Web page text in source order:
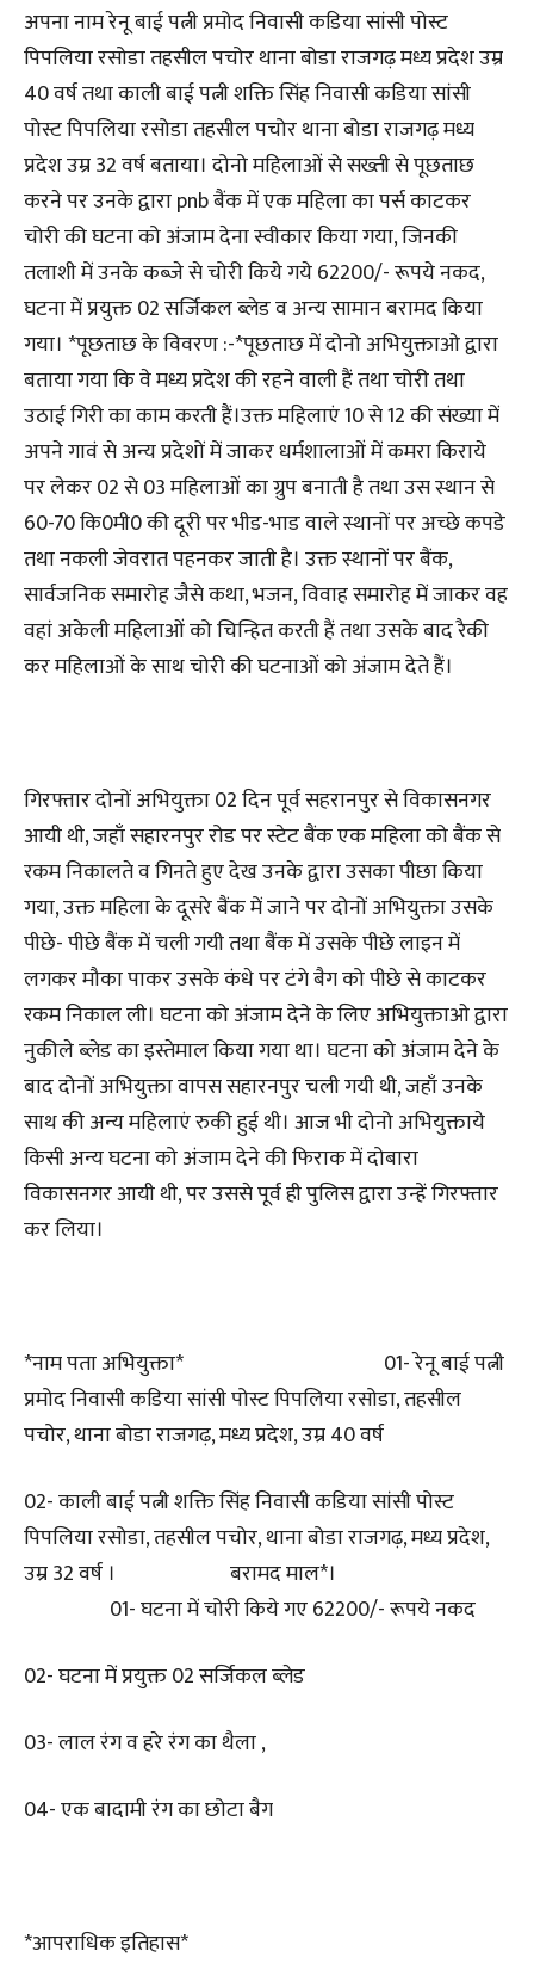
अपना नाम रेनू बाई पत्नी प्रमोद निवासी कडिया सांसी पोस्ट
पिपलिया रसोडा तहसील पचोर थाना बोडा राजगढ़ मध्य प्रदेश उम्र
40 वर्ष तथा काली बाई पत्नी शक्ति सिंह निवासी कडिया सांसी
पोस्ट पिपलिया रसोडा तहसील पचोर थाना बोडा राजगढ़ मध्य
प्रदेश उम्र 32 वर्ष बताया। दोनो महिलाओं से सख्ती से पूछताछ
करने पर उनके द्वारा pnb बैंक में एक महिला का पर्स काटकर
चोरी की घटना को अंजाम देना स्वीकार किया गया, जिनकी
तलाशी में उनके कब्जे से चोरी किये गये 62200/- रूपये नकद,
घटना में प्रयुक्त 02 सर्जिकल ब्लेड व अन्य सामान बरामद किया
गया। *पूछताछ के विवरण :-*पूछताछ में दोनो अभियुक्ताओ द्वारा
बताया गया कि वे मध्य प्रदेश की रहने वाली हैं तथा चोरी तथा
उठाई गिरी का काम करती हैं।उक्त महिलाएं 10 से 12 की संख्या में
अपने गावं से अन्य प्रदेशों में जाकर धर्मशालाओं में कमरा किराये
पर लेकर 02 से 03 महिलाओं का ग्रुप बनाती है तथा उस स्थान से
60-70 कि0मी0 की दूरी पर भीड-भाड वाले स्थानों पर अच्छे कपडे
तथा नकली जेवरात पहनकर जाती है। उक्त स्थानों पर बैंक,
सार्वजनिक समारोह जैसे कथा, भजन, विवाह समारोह में जाकर वह
वहां अकेली महिलाओं को चिन्हित करती हैं तथा उसके बाद रैकी
कर महिलाओं के साथ चोरी की घटनाओं को अंजाम देते हैं।
गिरफ्तार दोनों अभियुक्ता 02 दिन पूर्व सहरानपुर से विकासनगर
आयी थी, जहाँ सहारनपुर रोड पर स्टेट बैंक एक महिला को बैंक से
रकम निकालते व गिनते हुए देख उनके द्वारा उसका पीछा किया
गया, उक्त महिला के दूसरे बैंक में जाने पर दोनों अभियुक्ता उसके
पीछे- पीछे बैंक में चली गयी तथा बैंक में उसके पीछे लाइन में
लगकर मौका पाकर उसके कंधे पर टंगे बैग को पीछे से काटकर
रकम निकाल ली। घटना को अंजाम देने के लिए अभियुक्ताओ द्वारा
नुकीले ब्लेड का इस्तेमाल किया गया था। घटना को अंजाम देने के
बाद दोनों अभियुक्ता वापस सहारनपुर चली गयी थी, जहाँ उनके
साथ की अन्य महिलाएं रुकी हुई थी। आज भी दोनो अभियुक्ताये
किसी अन्य घटना को अंजाम देने की फिराक में दोबारा
विकासनगर आयी थी, पर उससे पूर्व ही पुलिस द्वारा उन्हें गिरफ्तार
कर लिया।
*नाम पता अभियुक्ता* 01- रेनू बाई पत्नी
प्रमोद निवासी कडिया सांसी पोस्ट पिपलिया रसोडा, तहसील
पचोर, थाना बोडा राजगढ़, मध्य प्रदेश, उम्र 40 वर्ष
02- काली बाई पत्नी शक्ति सिंह निवासी कडिया सांसी पोस्ट
पिपलिया रसोडा, तहसील पचोर, थाना बोडा राजगढ़, मध्य प्रदेश,
उम्र 32 वर्ष । बरामद माल*।
01- घटना में चोरी किये गए 62200/- रूपये नकद
02- घटना में प्रयुक्त 02 सर्जिकल ब्लेड
03- लाल रंग व हरे रंग का थैला ,
04- एक बादामी रंग का छोटा बैग
*आपराधिक इतिहास*